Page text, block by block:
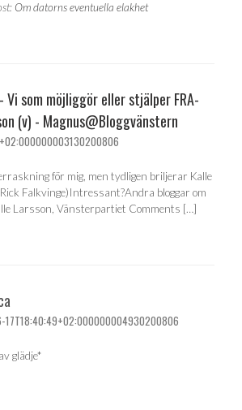
Om datorns eventuella elakhet
Vi som möjliggör eller stjälper FRA-
(v) - Magnus@Bloggvänstern
för mig, men tydligen briljerar Kalle
Falkvinge)Intressant?Andra bloggar om
Larsson, Vänsterpartiet Comments […]
glädje*